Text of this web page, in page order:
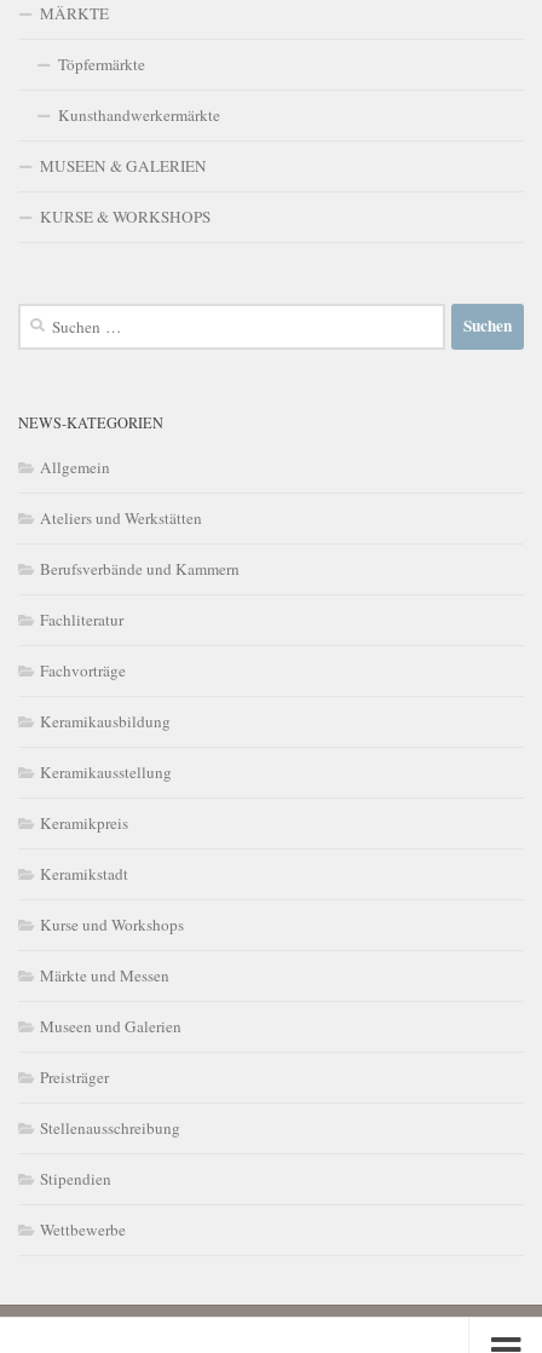
MÄRKTE
Töpfermärkte
Kunsthandwerkermärkte
MUSEEN & GALERIEN
KURSE & WORKSHOPS
Suchen
NEWS-KATEGORIEN
Allgemein
Ateliers und Werkstätten
Berufsverbände und Kammern
Fachliteratur
Fachvorträge
Keramikausbildung
Keramikausstellung
Keramikpreis
Keramikstadt
Kurse und Workshops
Märkte und Messen
Museen und Galerien
Preisträger
Stellenausschreibung
Stipendien
Wettbewerbe